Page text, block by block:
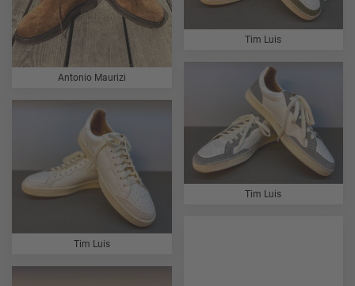
Antonio Maurizi
Tim Luis
Tim Luis
Tim Luis